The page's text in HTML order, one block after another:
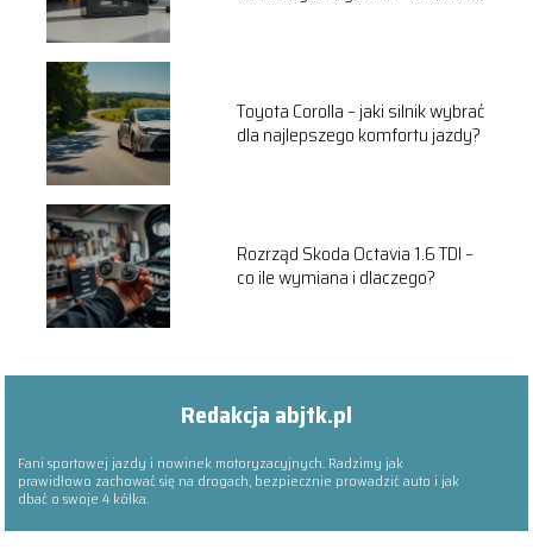
Toyota Corolla – jaki silnik wybrać
dla najlepszego komfortu jazdy?
Rozrząd Skoda Octavia 1.6 TDI –
co ile wymiana i dlaczego?
Redakcja abjtk.pl
Fani sportowej jazdy i nowinek motoryzacyjnych. Radzimy jak
prawidłowo zachować się na drogach, bezpiecznie prowadzić auto i jak
dbać o swoje 4 kółka.